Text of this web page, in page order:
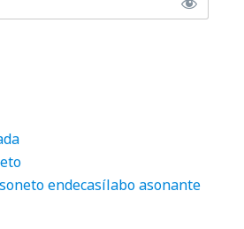
soneto endecasílabo asonante